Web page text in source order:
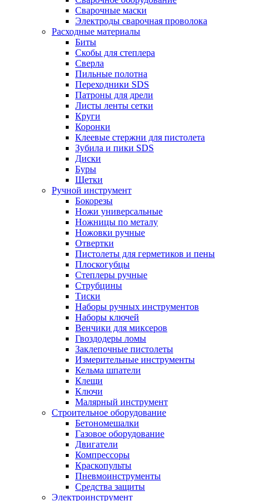
Сварочные маски
Электроды сварочная проволока
Расходные материалы
Биты
Скобы для степлера
Сверла
Пильные полотна
Переходники SDS
Патроны для дрели
Листы ленты сетки
Круги
Коронки
Клеевые стержни для пистолета
Зубила и пики SDS
Диски
Буры
Щетки
Ручной инструмент
Бокорезы
Ножи универсальные
Ножницы по металу
Ножовки ручные
Отвертки
Пистолеты для герметиков и пены
Плоскогубцы
Степлеры ручные
Струбцины
Тиски
Наборы ручных инструментов
Наборы ключей
Венчики для миксеров
Гвоздодеры ломы
Заклепочные пистолеты
Измерительные инструменты
Кельма шпатели
Клещи
Ключи
Малярный инструмент
Строительное оборудование
Бетономешалки
Газовое оборудование
Двигатели
Компрессоры
Краскопульты
Пневмоинструменты
Средства защиты
Электроинструмент